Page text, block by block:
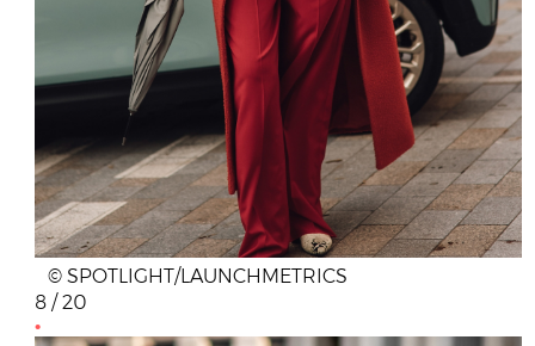
© SPOTLIGHT/LAUNCHMETRICS
8 / 20